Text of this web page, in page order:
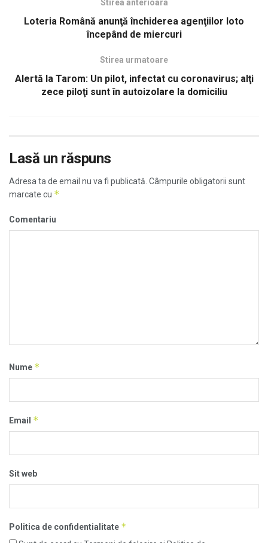
Stirea anterioara
Loteria Română anunţă închiderea agenţiilor loto
începând de miercuri
Stirea urmatoare
Alertă la Tarom: Un pilot, infectat cu coronavirus; alţi
zece piloţi sunt în autoizolare la domiciliu
Lasă un răspuns
Adresa ta de email nu va fi publicată. Câmpurile obligatorii sunt
marcate cu *
Comentariu
Nume *
Email *
Sit web
Politica de confidentialitate *